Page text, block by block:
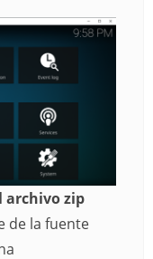
archivo zip
de la fuente